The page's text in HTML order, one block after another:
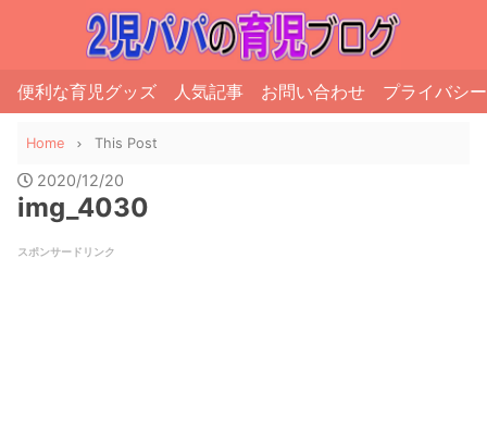
便利な育児グッズ 人気記事 お問い合わせ プライバシ
Home This Post
2020/12/20
img_4030
スポンサードリンク